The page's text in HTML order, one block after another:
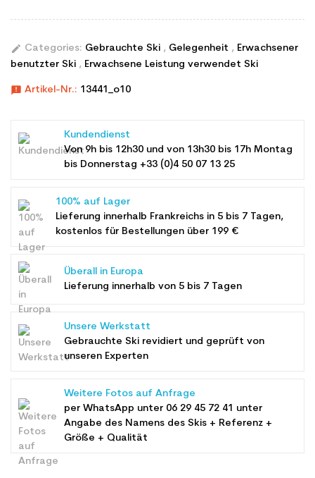
edit Categories: Gebrauchte Ski , Gelegenheit , Erwachsener
benutzter Ski , Erwachsene Leistung verwendet Ski
announcement Artikel-Nr.: 13441_o10
Kundendienst
Von 9h bis 12h30 und von 13h30 bis 17h Montag
bis Donnerstag +33 (0)4 50 07 13 25
100% auf Lager
Lieferung innerhalb Frankreichs in 5 bis 7 Tagen,
kostenlos für Bestellungen über 199 €
Überall in Europa
Lieferung innerhalb von 5 bis 7 Tagen
Unsere Werkstatt
Gebrauchte Ski revidiert und geprüft von
unseren Experten
Weitere Fotos auf Anfrage
per WhatsApp unter 06 29 45 72 41 unter
Angabe des Namens des Skis + Referenz +
Größe + Qualität